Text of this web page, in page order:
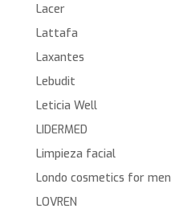
Lacer
Lattafa
Laxantes
Lebudit
Leticia Well
LIDERMED
Limpieza facial
Londo cosmetics for men
LOVREN